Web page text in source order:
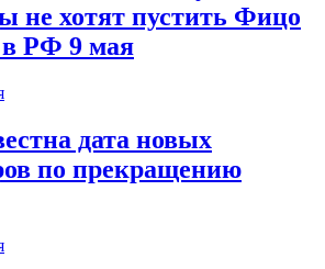
не хотят пустить Фицо
в РФ 9 мая
дата новых
по прекращению